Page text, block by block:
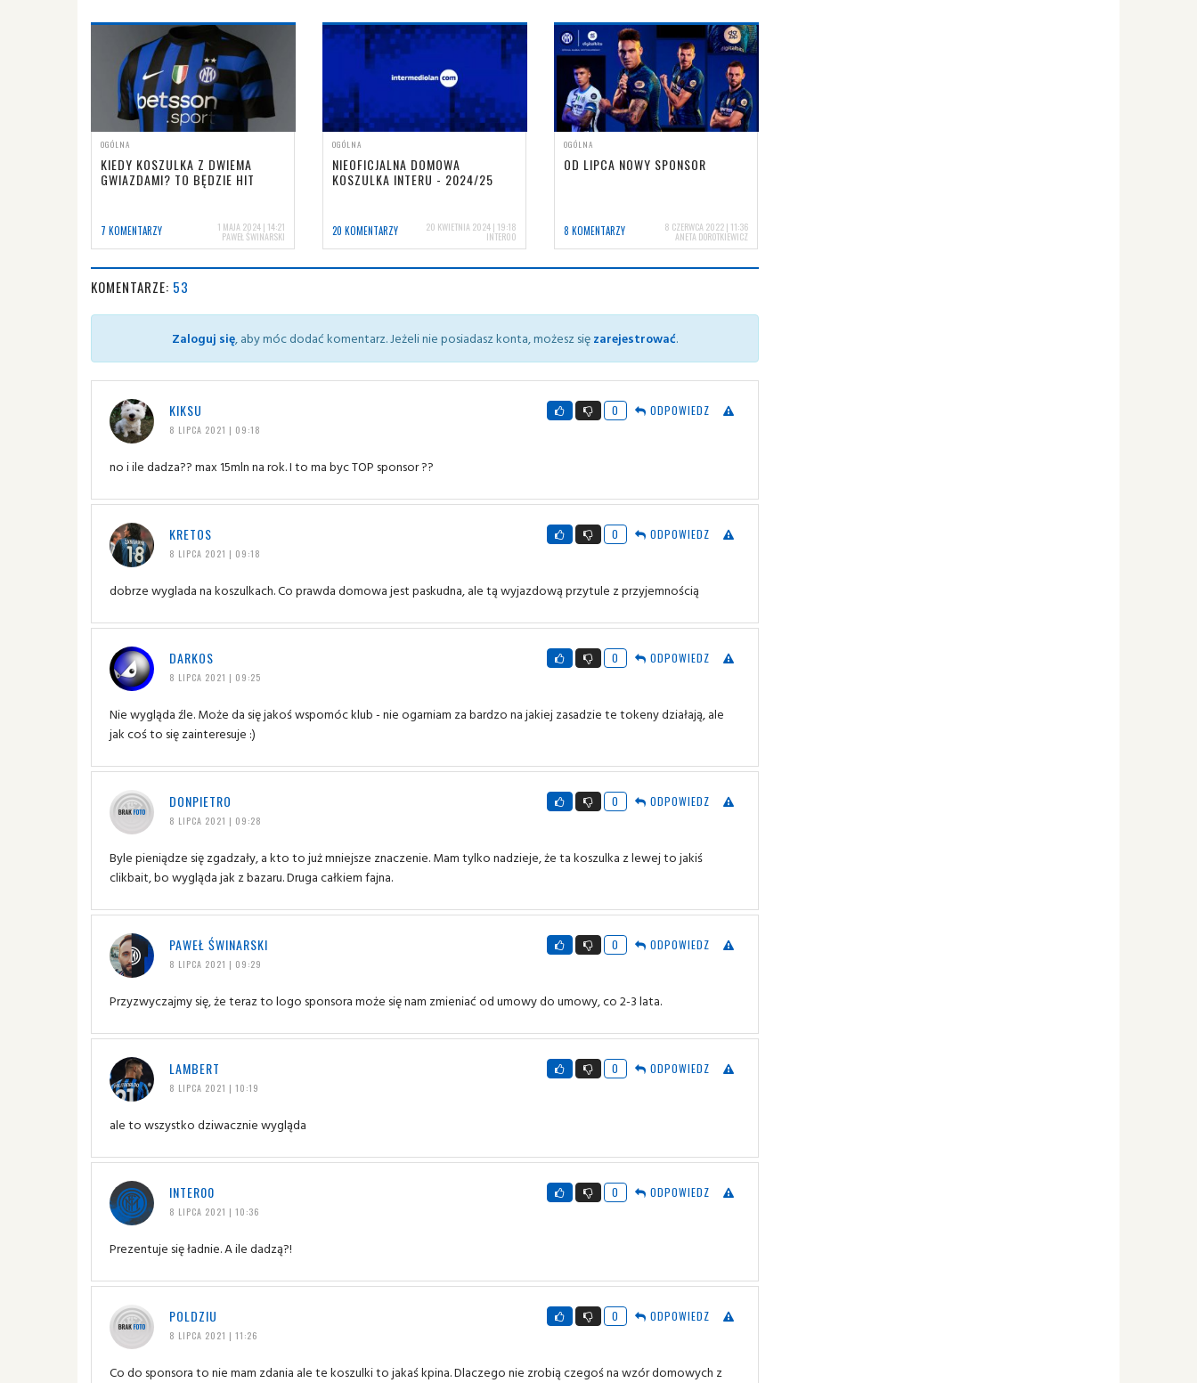
OGÓLNA
KIEDY KOSZULKA Z DWIEMA
GWIAZDAMI? TO BĘDZIE HIT
7 KOMENTARZY 1 MAJA 2024 | 14:21
PAWEŁ ŚWINARSKI
OGÓLNA
NIEOFICJALNA DOMOWA
KOSZULKA INTERU - 2024/25
20 KOMENTARZY 20 KWIETNIA 2024 | 19:18
INTER00
OGÓLNA
OD LIPCA NOWY SPONSOR
8 KOMENTARZY 8 CZERWCA 2022 | 11:36
ANETA DOROTKIEWICZ
KOMENTARZE: 53
Zaloguj się, aby móc dodać komentarz. Jeżeli nie posiadasz konta, możesz sięzarejestrować.
KIKSU
8 LIPCA 2021 | 09:18
0 ODPOWIEDZ
no i ile dadza?? max 15mln na rok. I to ma byc TOP sponsor ??
KRETOS
8 LIPCA 2021 | 09:18
0 ODPOWIEDZ
dobrze wyglada na koszulkach. Co prawda domowa jest paskudna, ale tą wyjazdową przytule z przyjemnością
DARKOS
8 LIPCA 2021 | 09:25
0 ODPOWIEDZ
Nie wygląda źle. Może da się jakoś wspomóc klub - nie ogarniam za bardzo na jakiej zasadzie te tokeny działają, ale
jak coś to się zainteresuje :)
DONPIETRO
8 LIPCA 2021 | 09:28
0 ODPOWIEDZ
Byle pieniądze się zgadzały, a kto to już mniejsze znaczenie. Mam tylko nadzieje, że ta koszulka z lewej to jakiś
clikbait, bo wygląda jak z bazaru. Druga całkiem fajna.
PAWEŁ ŚWINARSKI
8 LIPCA 2021 | 09:29
0 ODPOWIEDZ
Przyzwyczajmy się, że teraz to logo sponsora może się nam zmieniać od umowy do umowy, co 2-3 lata.
LAMBERT
8 LIPCA 2021 | 10:19
0 ODPOWIEDZ
ale to wszystko dziwacznie wygląda
INTER00
8 LIPCA 2021 | 10:36
0 ODPOWIEDZ
Prezentuje się ładnie. A ile dadzą?!
POLDZIU
8 LIPCA 2021 | 11:26
0 ODPOWIEDZ
Co do sponsora to nie mam zdania ale te koszulki to jakaś kpina. Dlaczego nie zrobią czegoś na wzór domowych z